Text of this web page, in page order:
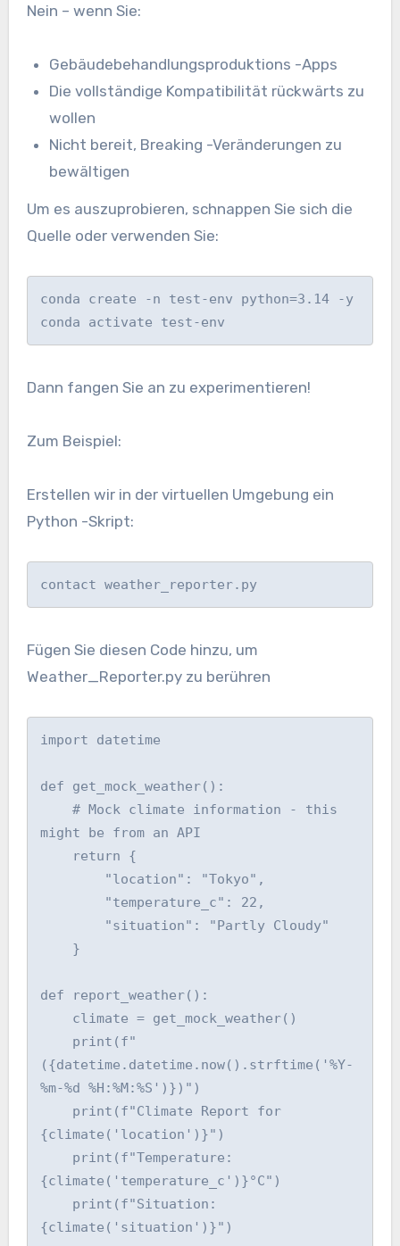
Nein – wenn Sie:
Gebäudebehandlungsproduktions -Apps
Die vollständige Kompatibilität rückwärts zu
wollen
Nicht bereit, Breaking -Veränderungen zu
bewältigen
Um es auszuprobieren, schnappen Sie sich die
Quelle oder verwenden Sie:
conda create -n test-env python=3.14 -y
conda activate test-env
Dann fangen Sie an zu experimentieren!
Zum Beispiel:
Erstellen wir in der virtuellen Umgebung ein
Python -Skript:
contact weather_reporter.py
Fügen Sie diesen Code hinzu, um
Weather_Reporter.py zu berühren
import datetime
def get_mock_weather():
    # Mock climate information - this
might be from an API
def report_weather():
({datetime.datetime.now().strftime('%Y-
%m-%d %H:%M:%S')})")
{climate('location')}")
{climate('temperature_c')}°C")
{climate('situation')}")